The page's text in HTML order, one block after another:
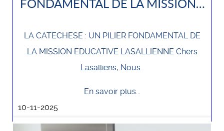
FONDAMENTAL DE LA MISSION…
LA CATECHESE : UN PILIER FONDAMENTAL DE
LA MISSION EDUCATIVE LASALLIENNE Chers
Lasalliens, Nous…
En savoir plus...
10-11-2025